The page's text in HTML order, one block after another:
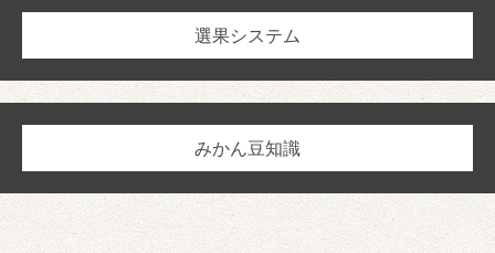
選果システム
みかん豆知識